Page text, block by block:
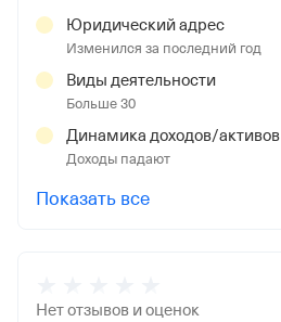
Юридический адрес
Изменился за последний год
Виды деятельности
Больше 30
Динамика доходов/активов
Доходы падают
Показать все
Нет отзывов и оценок